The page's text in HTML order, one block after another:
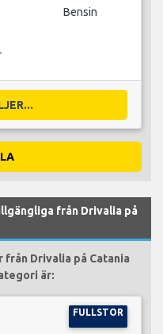
Bensin
från Drivalia på
Drivalia på Catania
är:
FULLSTOR